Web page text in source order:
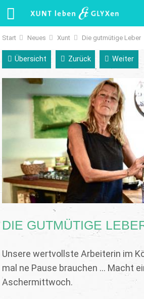
Start Neues Xunt Die gutmütige Leber
Übersicht Zurück Weiter
DIE GUTMÜTIGE
Unsere wertvollste Arbeiterin im
mal ne Pause brauchen ... Macht
Aschermittwoch.